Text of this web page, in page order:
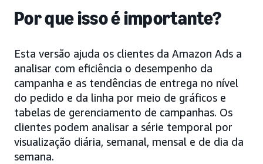
Por que isso é importante?
Esta versão ajuda os clientes da Amazon Ads a
analisar com eficiência o desempenho da
campanha e as tendências de entrega no nível
do pedido e da linha por meio de gráficos e
tabelas de gerenciamento de campanhas. Os
clientes podem analisar a série temporal por
visualização diária, semanal, mensal e de dia da
semana.